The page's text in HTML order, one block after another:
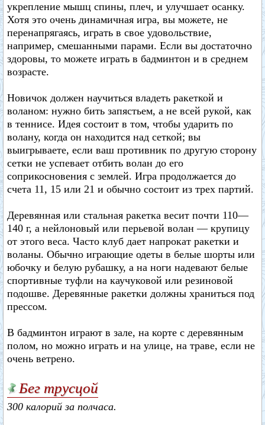
укрепление мышц спины, плеч, и улучшает осанку.
Хотя это очень динамичная игра, вы можете, не
перенапрягаясь, играть в свое удовольствие,
например, смешанными парами. Если вы достаточно
здоровы, то можете играть в бадминтон и в среднем
возрасте.
Новичок должен научиться владеть ракеткой и
воланом: нужно бить запястьем, а не всей рукой, как
в теннисе. Идея состоит в том, чтобы ударить по
волану, когда он находится над сеткой; вы
выигрываете, если ваш противник по другую сторону
сетки не успевает отбить волан до его
соприкосновения с землей. Игра продолжается до
счета 11, 15 или 21 и обычно состоит из трех партий.
Деревянная или стальная ракетка весит почти 110—
140 г, а нейлоновый или перьевой волан — крупицу
от этого веса. Часто клуб дает напрокат ракетки и
воланы. Обычно играющие одеты в белые шорты или
юбочку и белую рубашку, а на ноги надевают белые
спортивные туфли на каучуковой или резиновой
подошве. Деревянные ракетки должны храниться под
прессом.
В бадминтон играют в зале, на корте с деревянным
полом, но можно играть и на улице, на траве, если не
очень ветрено.
Бег трусцой
300 калорий за полчаса.